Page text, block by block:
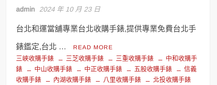
admin 2024 年 10 月 23 日
台北和運當舖專業台北收購手錶,提供專業免費台北手
錶鑑定,台北 … READ MORE
三峽收購手錶 三芝收購手錶 三重收購手錶
中和收購手
錶
中山收購手錶 中正收購手錶 五股收購手錶
信義
收購手錶
內湖收購手錶 八里收購手錶
北投收購手錶